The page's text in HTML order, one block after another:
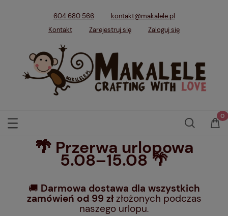
604 680 566
kontakt@makalele.pl
Kontakt
Zarejestruj się Zaloguj się
🌴 Przerwa urlopowa
5.08–15.08 🌴
🚚 Darmowa dostawa dla wszystkich
zamówień od 99 złzłożonych podczas
naszego urlopu.